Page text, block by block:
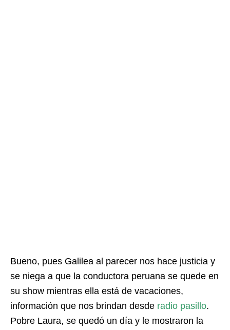
Bueno, pues Galilea al parecer nos hace justicia y
se niega a que la conductora peruana se quede en
su show mientras ella está de vacaciones,
información que nos brindan desde radio pasillo.
Pobre Laura, se quedó un día y le mostraron la